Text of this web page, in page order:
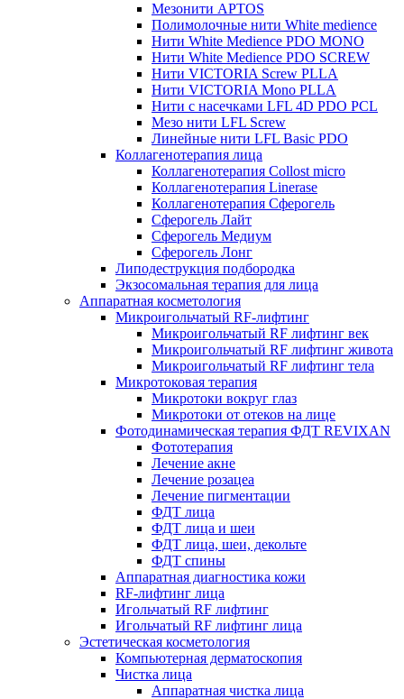
Мезонити APTOS
Полимолочные нити White medience
Нити White Medience PDO MONO
Нити White Medience PDO SCREW
Нити VICTORIA Screw PLLA
Нити VICTORIA Mono PLLA
Нити с насечками LFL 4D PDO PCL
Мезо нити LFL Screw
Линейные нити LFL Basic PDO
Коллагенотерапия лица
Коллагенотерапия Collost micro
Коллагенотерапия Linerase
Коллагенотерапия Сферогель
Сферогель Лайт
Сферогель Медиум
Сферогель Лонг
Липодеструкция подбородка
Экзосомальная терапия для лица
Аппаратная косметология
Микроигольчатый RF-лифтинг
Микроигольчатый RF лифтинг век
Микроигольчатый RF лифтинг живота
Микроигольчатый RF лифтинг тела
Микротоковая терапия
Микротоки вокруг глаз
Микротоки от отеков на лице
Фотодинамическая терапия ФДТ REVIXAN
Фототерапия
Лечение акне
Лечение розацеа
Лечение пигментации
ФДТ лица
ФДТ лица и шеи
ФДТ лица, шеи, декольте
ФДТ спины
Аппаратная диагностика кожи
RF-лифтинг лица
Игольчатый RF лифтинг
Игольчатый RF лифтинг лица
Эстетическая косметология
Компьютерная дерматоскопия
Чистка лица
Аппаратная чистка лица